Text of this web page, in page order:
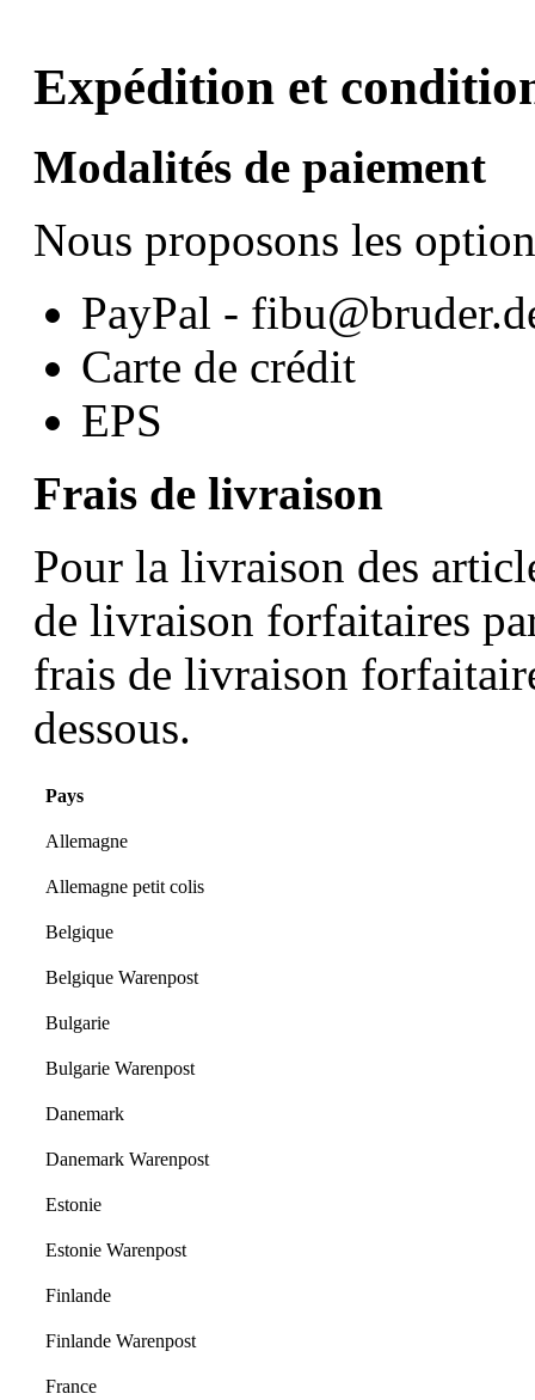
Expédition et
Modalités de paiement
Nous proposons les
PayPal -
Carte de crédit
EPS
Frais de livraison
Pour la livraison des
de livraison forfaitaires
frais de livraison
dessous.
Pays
Allemagne
Allemagne petit colis
Belgique
Belgique Warenpost
Bulgarie
Bulgarie Warenpost
Danemark
Danemark Warenpost
Estonie
Estonie Warenpost
Finlande
Finlande Warenpost
France